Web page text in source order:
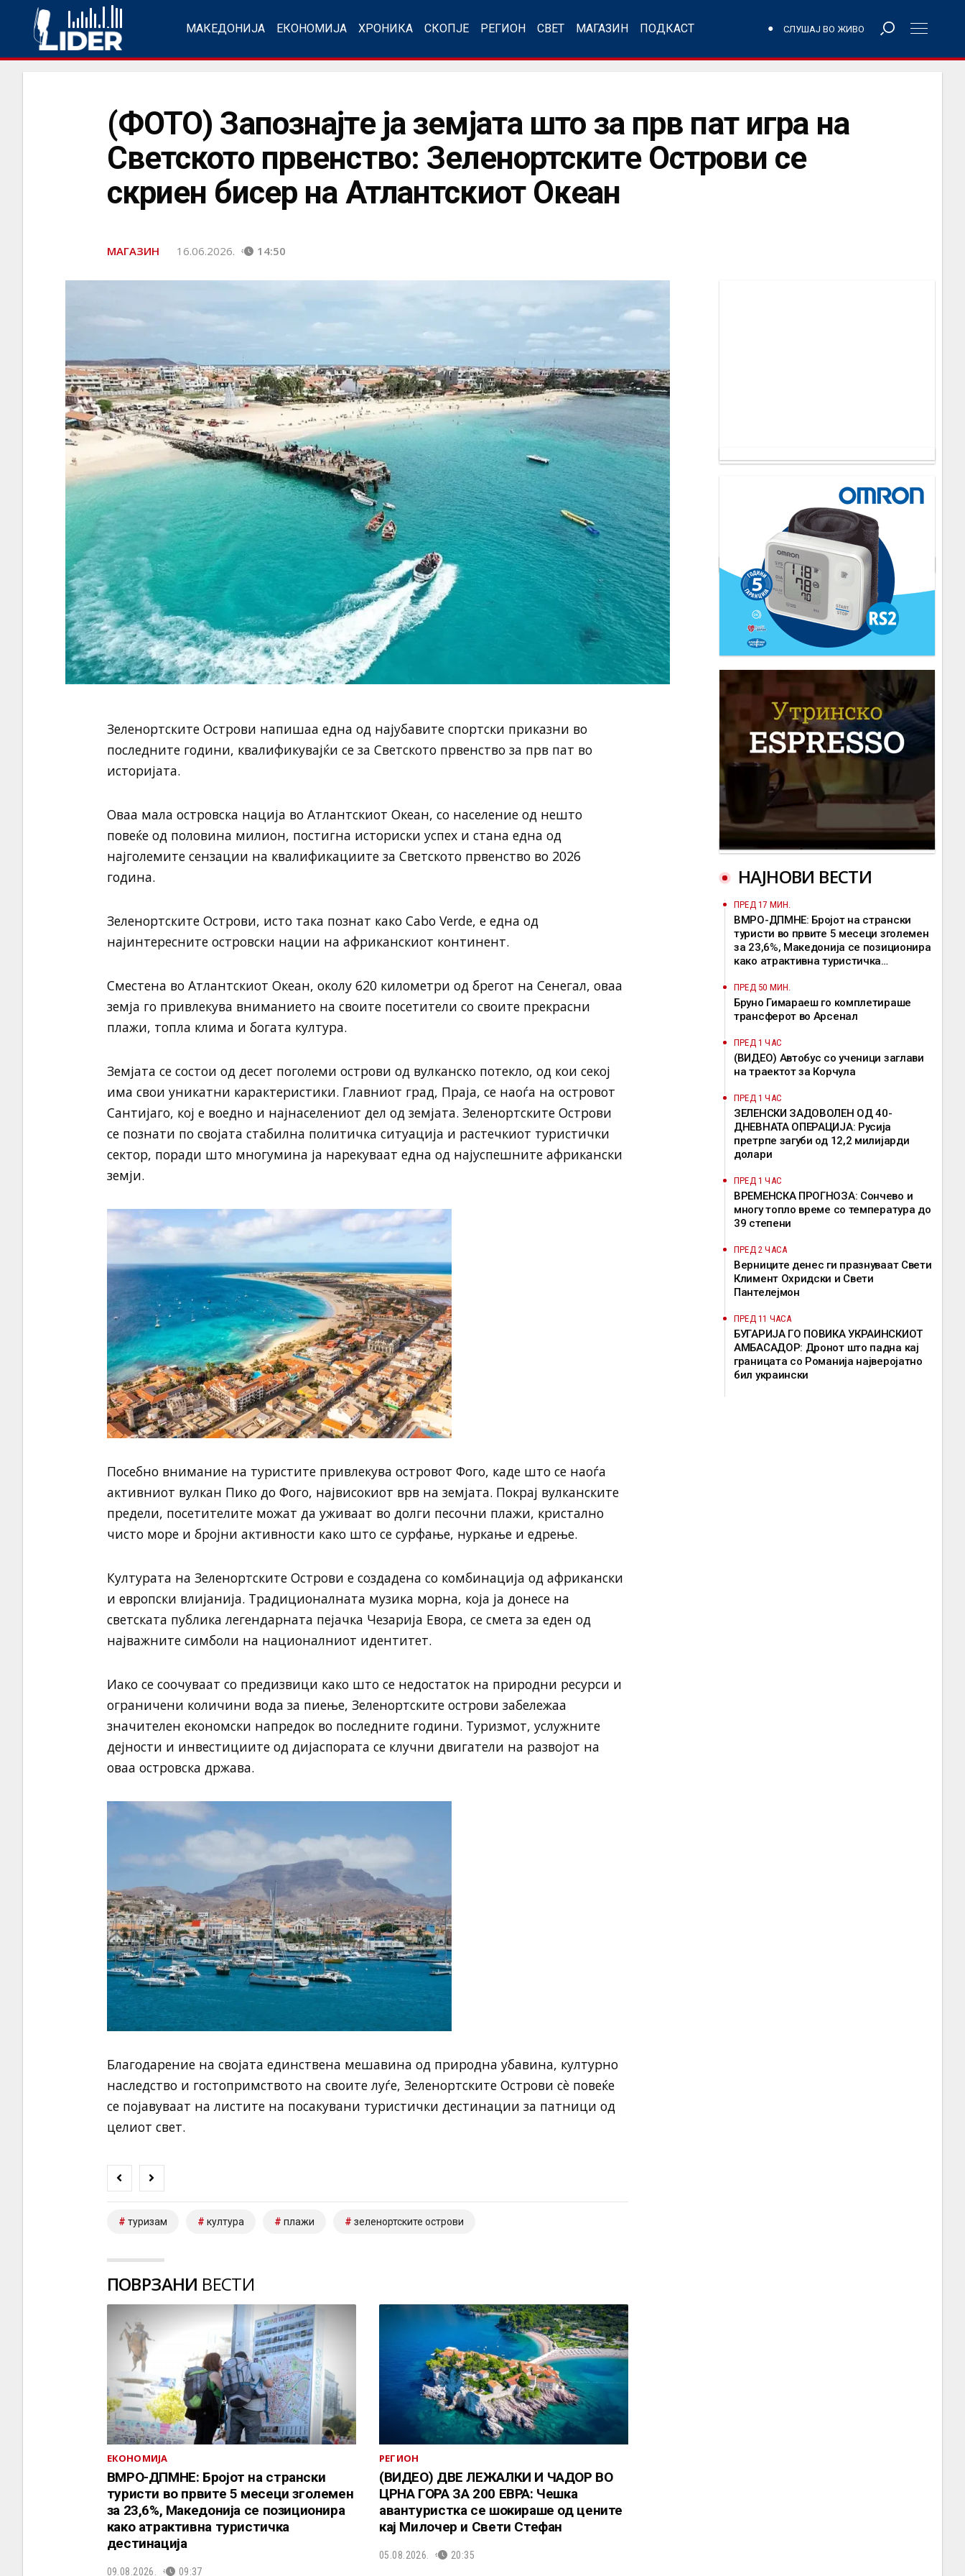
МАКЕДОНИЈА ЕКОНОМИЈА ХРОНИКА СКОПЈЕ РЕГИОН СВЕТ МАГАЗИН ПОДКАСТ СЛУШАЈ ВО ЖИВО
(ФОТО) Запознајте ја земјата што за прв пат игра на
Светското првенство: Зеленортските Острови се
скриен бисер на Атлантскиот Океан
МАГАЗИН 16.06.2026. 14:50
Зеленортските Острови напишаа една од најубавите спортски приказни во
последните години, квалификувајќи се за Светското првенство за прв пат во
историјата.
Оваа мала островска нација во Атлантскиот Океан, со население од нешто
повеќе од половина милион, постигна историски успех и стана една од
најголемите сензации на квалификациите за Светското првенство во 2026
година.
Зеленортските Острови, исто така познат како Cabo Verde, е една од
најинтересните островски нации на африканскиот континент.
Сместена во Атлантскиот Океан, околу 620 километри од брегот на Сенегал, оваа
земја го привлекува вниманието на своите посетители со своите прекрасни
плажи, топла клима и богата култура.
Земјата се состои од десет поголеми острови од вулканско потекло, од кои секој
има свои уникатни карактеристики. Главниот град, Праја, се наоѓа на островот
Сантијаго, кој е воедно и најнаселениот дел од земјата. Зеленортските Острови
се познати по својата стабилна политичка ситуација и растечкиот туристички
сектор, поради што многумина ја нарекуваат една од најуспешните африкански
земји.
Посебно внимание на туристите привлекува островот Фого, каде што се наоѓа
активниот вулкан Пико до Фого, највисокиот врв на земјата. Покрај вулканските
предели, посетителите можат да уживаат во долги песочни плажи, кристално
чисто море и бројни активности како што се сурфање, нуркање и едрење.
Културата на Зеленортските Острови е создадена со комбинација од африкански
и европски влијанија. Традиционалната музика морна, која ја донесе на
светската публика легендарната пејачка Чезарија Евора, се смета за еден од
најважните симболи на националниот идентитет.
Иако се соочуваат со предизвици како што се недостаток на природни ресурси и
ограничени количини вода за пиење, Зеленортските острови забележаа
значителен економски напредок во последните години. Туризмот, услужните
дејности и инвестициите од дијаспората се клучни двигатели на развојот на
оваа островска држава.
Благодарение на својата единствена мешавина од природна убавина, културно
наследство и гостопримството на своите луѓе, Зеленортските Острови сè повеќе
се појавуваат на листите на посакувани туристички дестинации за патници од
целиот свет.
туризам култура плажи зеленортските острови
ПОВРЗАНИ ВЕСТИ
ЕКОНОМИЈА
ВМРО-ДПМНЕ: Бројот на странски
туристи во првите 5 месеци зголемен
за 23,6%, Македонија се позиционира
како атрактивна туристичка
дестинација
09.08.2026. 09:37
РЕГИОН
(ВИДЕО) ДВЕ ЛЕЖАЛКИ И ЧАДОР ВО
ЦРНА ГОРА ЗА 200 ЕВРА: Чешка
авантуристка се шокираше од цените
кај Милочер и Свети Стефан
05.08.2026. 20:35
НАЈНОВИ ВЕСТИ
ПРЕД 17 МИН.
ВМРО-ДПМНЕ: Бројот на странски
туристи во првите 5 месеци зголемен
за 23,6%, Македонија се позиционира
како атрактивна туристичка
ПРЕД 50 МИН.
Бруно Гимараеш го комплетираше
трансферот во Арсенал
ПРЕД 1 ЧАС
(ВИДЕО) Автобус со ученици заглави
на траектот за Корчула
ПРЕД 1 ЧАС
ЗЕЛЕНСКИ ЗАДОВОЛЕН ОД 40-
ДНЕВНАТА ОПЕРАЦИЈА: Русија
претрпе загуби од 12,2 милијарди
долари
ПРЕД 1 ЧАС
ВРЕМЕНСКА ПРОГНОЗА: Сончево и
многу топло време со температура до
39 степени
ПРЕД 2 ЧАСА
Верниците денес ги празнуваат Свети
Климент Охридски и Свети
Пантелејмон
ПРЕД 11 ЧАСА
БУГАРИЈА ГО ПОВИКА УКРАИНСКИОТ
АМБАСАДОР: Дронот што падна кај
границата со Романија најверојатно
бил украински